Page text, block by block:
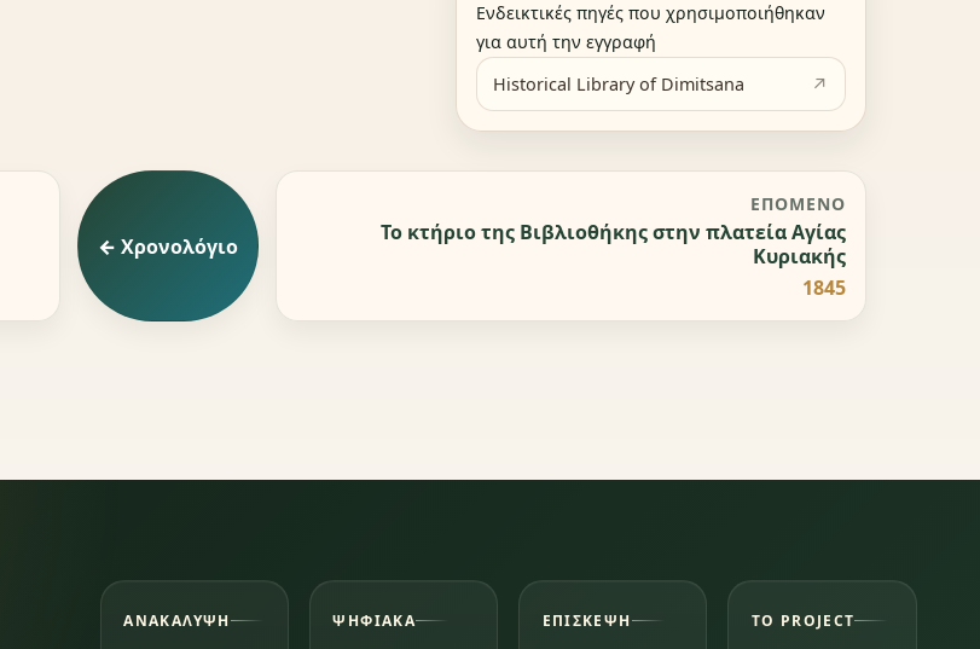
Ενδεικτικές πηγές που χρησιμοποιήθηκαν
για αυτή την εγγραφή
Historical Library of Dimitsana
← Χρονολόγιο
ΕΠΌΜΕΝΟ
Το κτήριο της Βιβλιοθήκης στην πλατεία Αγίας
Κυριακής
1845
ΑΝΑΚΆΛΥΨΗ ΨΗΦΙΑΚΆ ΕΠΊΣΚΕΨΗ ΤΟ PROJECT